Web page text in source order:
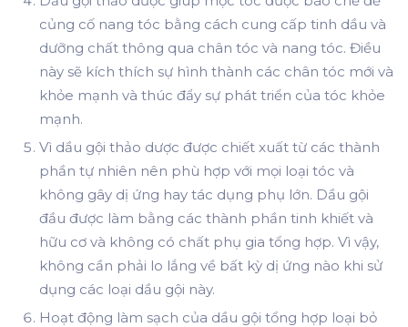
củng cố nang tóc bằng cách cung cấp tinh dầu và
dưỡng chất thông qua chân tóc và nang tóc. Điều
này sẽ kích thích sự hình thành các chân tóc mới và
khỏe mạnh và thúc đẩy sự phát triển của tóc khỏe
mạnh.
Vì dầu gội thảo dược được chiết xuất từ ​​các thành
phần tự nhiên nên phù hợp với mọi loại tóc và
không gây dị ứng hay tác dụng phụ lớn. Dầu gội
đầu được làm bằng các thành phần tinh khiết và
hữu cơ và không có chất phụ gia tổng hợp. Vì vậy,
không cần phải lo lắng về bất kỳ dị ứng nào khi sử
dụng các loại dầu gội này.
Hoạt động làm sạch của dầu gội tổng hợp loại bỏ